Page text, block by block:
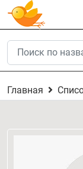
Главная